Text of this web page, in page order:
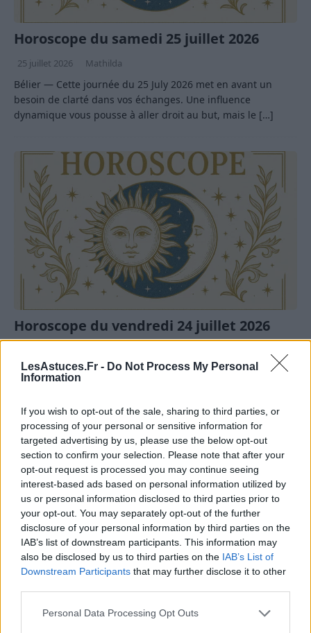
LesAstuces.Fr - Do Not Process My Personal
Information
If you wish to opt-out of the sale, sharing to third parties, or
processing of your personal or sensitive information for
targeted advertising by us, please use the below opt-out
section to confirm your selection. Please note that after your
opt-out request is processed you may continue seeing
interest-based ads based on personal information utilized by
us or personal information disclosed to third parties prior to
your opt-out. You may separately opt-out of the further
disclosure of your personal information by third parties on the
IAB’s list of downstream participants. This information may
also be disclosed by us to third parties on the IAB’s List of
Downstream Participants that may further disclose it to other
Personal Data Processing Opt Outs
Horoscope du samedi 25 juillet 2026
25 juillet 2026 Mathilda
Bélier — Cette journée du 25 July 2026 met en avant un
besoin de clarté dans vos échanges. Une influence
dynamique vous pousse à aller droit au but, mais le […]
Horoscope du vendredi 24 juillet 2026
Bélier — La journée du 24 July 2026 met en avant un besoin
[…]